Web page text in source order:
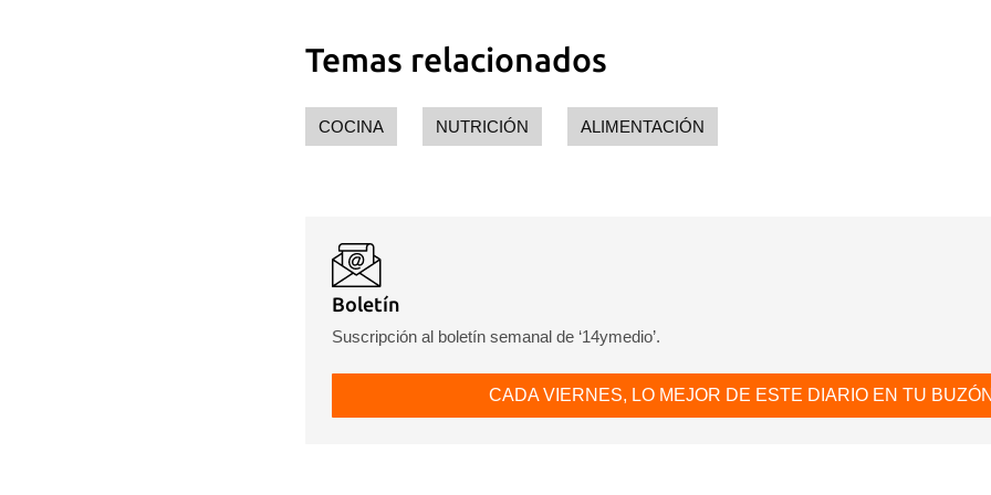
Temas relacionados
COCINA NUTRICIÓN ALIMENTACIÓN
Boletín
Suscripción al boletín semanal de ‘14ymedio’.
CADA VIERNES, LO MEJOR DE ESTE DIARIO EN TU